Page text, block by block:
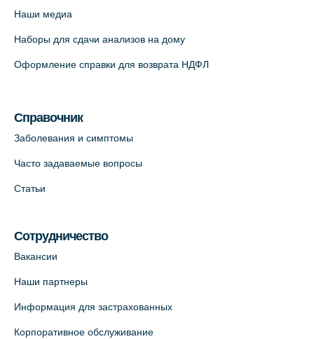
+7 (812) 660-73-69
На карте
Красносельское шоссе, 54, к.3
Медицинский центр на Кондратьевском
д.3, В.О. (официальный партнёр)
+7 (812) 986-98-91
Наши медиа
Наборы для сдачи анализов на дому
Оформление справки для возврата НДФЛ
Справочник
Заболевания и симптомы
Часто задаваемые вопросы
Статьи
Сотрудничество
Вакансии
Наши партнеры
Информация для застрахованных
Корпоративное обслуживание